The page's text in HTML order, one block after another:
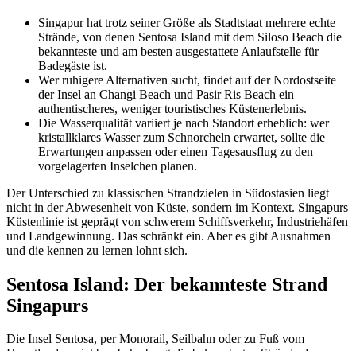
Singapur hat trotz seiner Größe als Stadtstaat mehrere echte
Strände, von denen Sentosa Island mit dem Siloso Beach die
bekannteste und am besten ausgestattete Anlaufstelle für
Badegäste ist.
Wer ruhigere Alternativen sucht, findet auf der Nordostseite
der Insel an Changi Beach und Pasir Ris Beach ein
authentischeres, weniger touristisches Küstenerlebnis.
Die Wasserqualität variiert je nach Standort erheblich: wer
kristallklares Wasser zum Schnorcheln erwartet, sollte die
Erwartungen anpassen oder einen Tagesausflug zu den
vorgelagerten Inselchen planen.
Der Unterschied zu klassischen Strandzielen in Südostasien liegt
nicht in der Abwesenheit von Küste, sondern im Kontext. Singapurs
Küstenlinie ist geprägt von schwerem Schiffsverkehr, Industriehäfen
und Landgewinnung. Das schränkt ein. Aber es gibt Ausnahmen
und die kennen zu lernen lohnt sich.
Sentosa Island: Der bekannteste Strand
Singapurs
Die Insel Sentosa, per Monorail, Seilbahn oder zu Fuß vom